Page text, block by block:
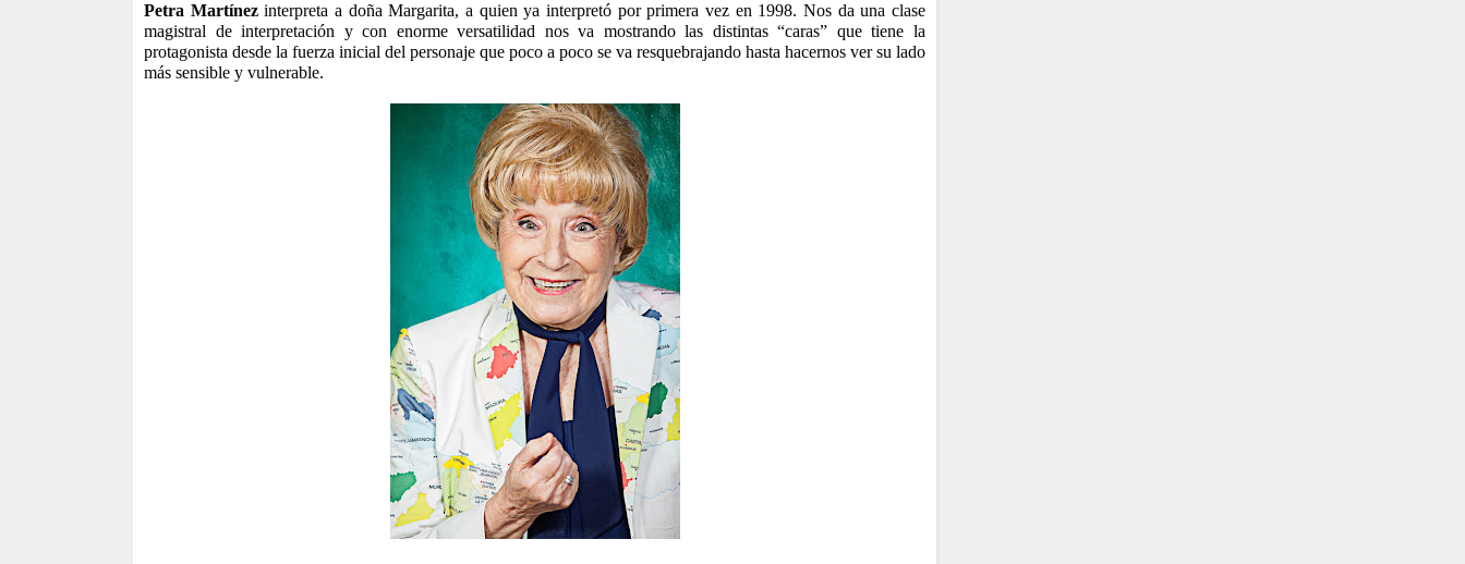
Petra Martínezinterpreta a doña Margarita, a quien ya interpretó por primera vez en 1998. Nos da una clase
magistral de interpretación y con enorme versatilidad nos va mostrando las distintas “caras” que tiene la
protagonista desde la fuerza inicial del personaje que poco a poco se va resquebrajando hasta hacernos ver su lado
más sensible y vulnerable.